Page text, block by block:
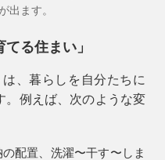
出ます。
る住まい」
、暮らしを自分たちに
。例えば、次のような変
配置、洗濯〜干す〜しま